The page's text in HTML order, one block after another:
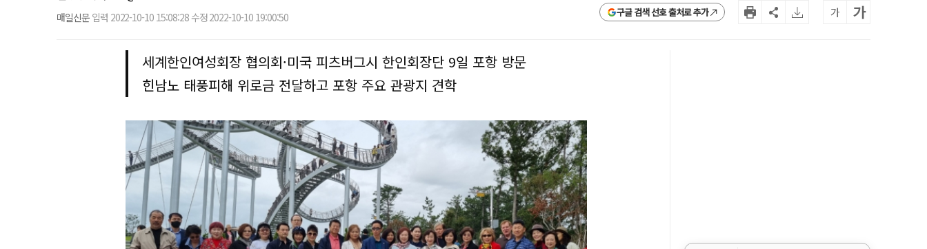
매일신문 입력 2022-10-10 15:08:28 수정 2022-10-10 19:00:50 구글 검색 선호 출처로 추가 가 가
세계한인여성회장 협의회·미국 피츠버그시 한인회장단 9일 포항 방문
힌남노 태풍피해 위로금 전달하고 포항 주요 관광지 견학